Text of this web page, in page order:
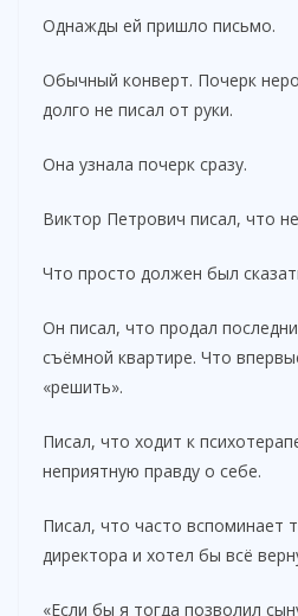
Однажды ей пришло письмо.
Обычный конверт. Почерк
долго не писал от руки.
Она узнала почерк сразу.
Виктор Петрович писал, что
Что просто должен был
Он писал, что продал
съёмной квартире. Что
«решить».
Писал, что ходит к
неприятную правду о себе.
Писал, что часто вспоминает
директора и хотел бы всё
«Если бы я тогда позволил